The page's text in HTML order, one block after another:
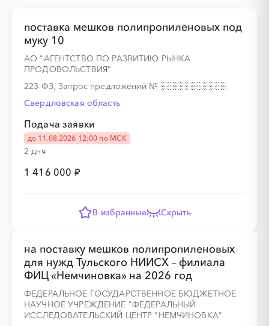
поставка мешков полипропиленовых под
муку 10
АО "АГЕНТСТВО ПО РАЗВИТИЮ РЫНКА
ПРОДОВОЛЬСТВИЯ"
223-ФЗ, Запрос предложений №
Свердловская область
Подача заявки
до 11.08.2026 12:00 по МСК
2 дня
1 416 000 ₽
В избранные Скрыть
на поставку мешков полипропиленовых
для нужд Тульского НИИСХ – филиала
ФИЦ «Немчиновка» на 2026 год
ФЕДЕРАЛЬНОЕ ГОСУДАРСТВЕННОЕ БЮДЖЕТНОЕ
НАУЧНОЕ УЧРЕЖДЕНИЕ "ФЕДЕРАЛЬНЫЙ
ИССЛЕДОВАТЕЛЬСКИЙ ЦЕНТР "НЕМЧИНОВКА"
░
░
░
░
░
░
░
░ ░